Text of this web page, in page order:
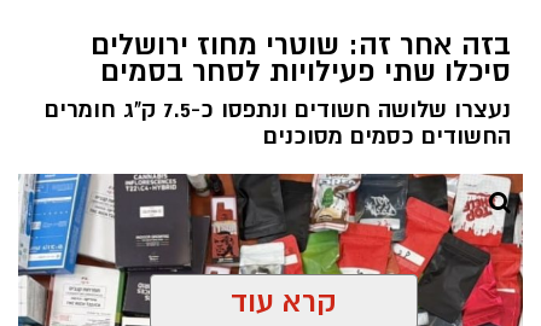
בזה אחר זה: שוטרי מחוז ירושלים
סיכלו שתי פעילויות לסחר בסמים
נעצרו שלושה חשודים ונתפסו כ-7.5 ק"ג חומרים
החשודים כסמים מסוכנים
קרא עוד